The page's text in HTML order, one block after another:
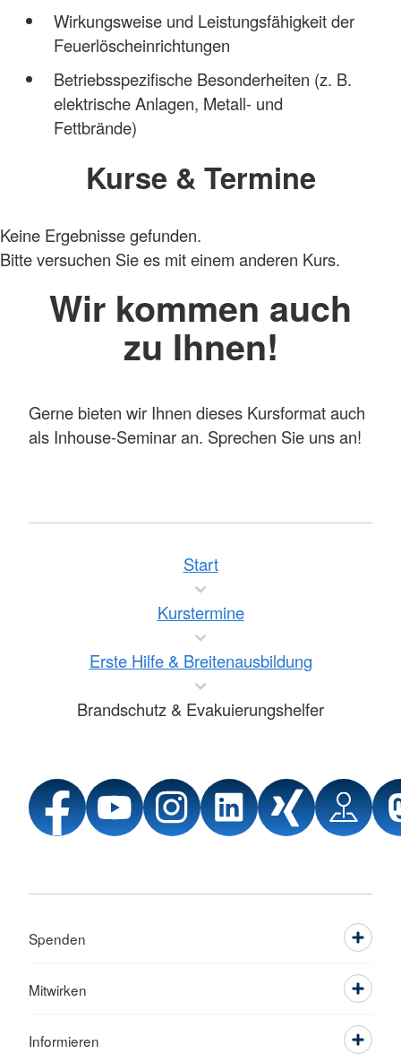
Wirkungsweise und Leistungsfähigkeit der
Feuerlöscheinrichtungen
Betriebsspezifische Besonderheiten (z. B.
elektrische Anlagen, Metall- und
Fettbrände)
Kurse & Termine
Keine Ergebnisse gefunden.
Bitte versuchen Sie es mit einem anderen Kurs.
Wir kommen auch
zu Ihnen!
Gerne bieten wir Ihnen dieses Kursformat auch
als Inhouse-Seminar an. Sprechen Sie uns an!
Start
Kurstermine
Erste Hilfe & Breitenausbildung
Brandschutz & Evakuierungshelfer
Spenden
Mitwirken
Informieren